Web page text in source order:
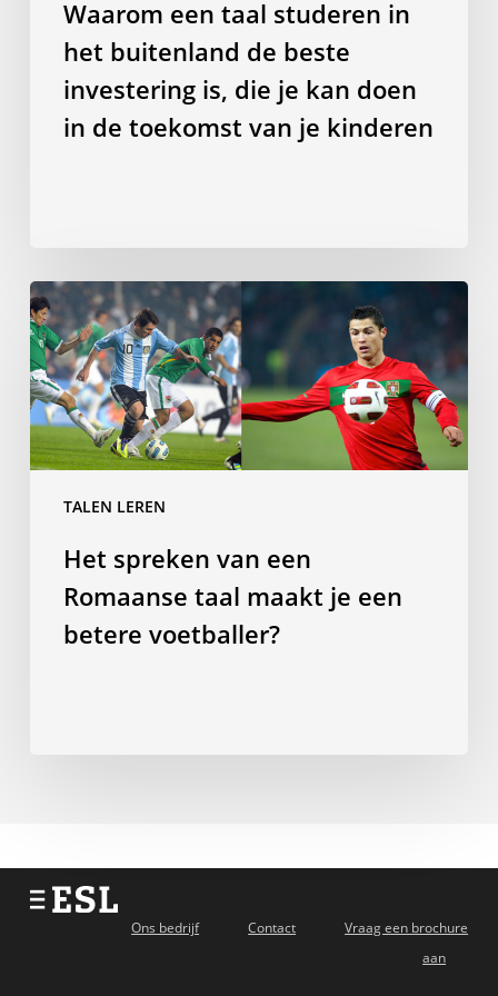
toekomst
Waarom een taal studeren in
het buitenland de beste
investering is, die je kan doen
in de toekomst van je kinderen
TALEN LEREN
Het
spreken
van
een
Romaanse
taal
maakt
betereHet spreken van een
Romaanse taal maakt je een
betere voetballer?
Ons bedrijf Contact
Vraag een brochure
aan